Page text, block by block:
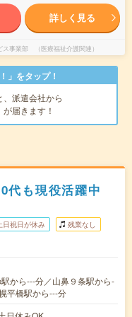
詳しく見る
事業部 （医療福祉介護関連）
」をタップ！
、派遣会社から
が届きます！
代も現役活躍中
日祝日が休み 残業なし
から---分／山鼻９条駅から-
平橋駅から---分